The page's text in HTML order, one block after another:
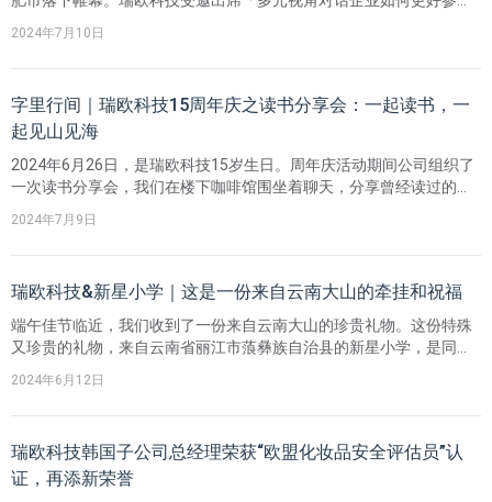
新污染物治理」主题交流会，会议以“共话新污染物，共创美好未来”
为主题，旨在通过多元视角，对话促进企业对新污染物治理政策的进
一步了解、拓展企业参与新污染治理思路。
2024年7月10日
字里行间｜瑞欧科技15周年庆之读书分享会：一起读书，一
起见山见海
2024年6月26日，是瑞欧科技15岁生日。周年庆活动期间公司组织了
一次读书分享会，我们在楼下咖啡馆围坐着聊天，分享曾经读过的书
和走过的路。
2024年7月9日
瑞欧科技&新星小学｜这是一份来自云南大山的牵挂和祝福
端午佳节临近，我们收到了一份来自云南大山的珍贵礼物。这份特殊
又珍贵的礼物，来自云南省丽江市蒗彝族自治县的新星小学，是同学
们亲自缝制的艾草香包。跨越2500公里，从丽江到杭州，每一个细密
的针脚都凝聚着老师和孩子们的用心和祝福。
2024年6月12日
瑞欧科技韩国子公司总经理荣获“欧盟化妆品安全评估员”认
证，再添新荣誉